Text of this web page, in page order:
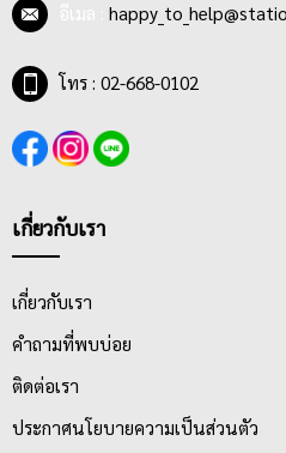
โทร : 02-668-0102
เกี่ยวกับเรา
เกี่ยวกับเรา
คำถามที่พบบ่อย
ติดต่อเรา
ประกาศนโยบายความเป็นส่วนตัว